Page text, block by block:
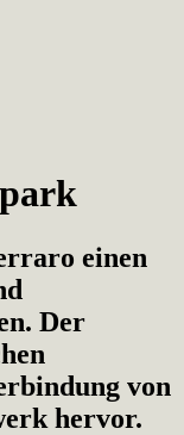
einen
Der
von
hervor.